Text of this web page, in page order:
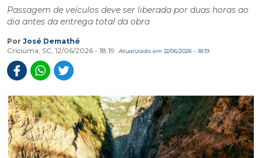
Passagem de veículos deve ser liberada por duas horas ao
dia antes da entrega total da obra
Por José Demathé
Criciúma, SC, 12/06/2026 - 18:19
Atualizado em 12/06/2026 - 18:19